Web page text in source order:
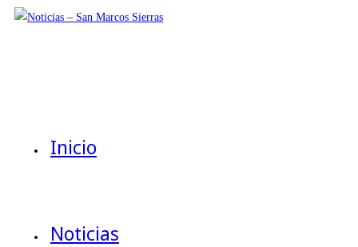
Inicio
Noticias